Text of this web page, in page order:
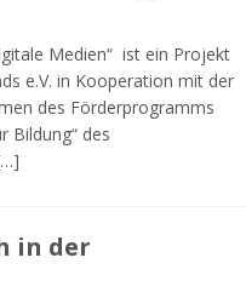
Medien“ ist ein Projekt
e.V. in Kooperation mit der
des Förderprogramms
Bildung“ des
in der